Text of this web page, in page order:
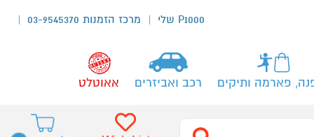
P1000 שלי מרכז הזמנות 03-9545370
פארמה ותיקים רכב ואביזרים אאוטלט